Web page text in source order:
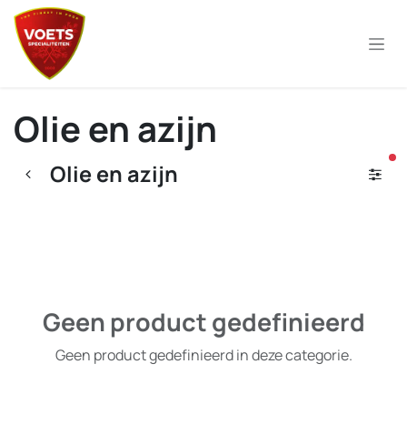
Overslaan naar inhoud
Olie en azijn
Olie en azijn
Geen product gedefinieerd
Geen product gedefinieerd in deze categorie.